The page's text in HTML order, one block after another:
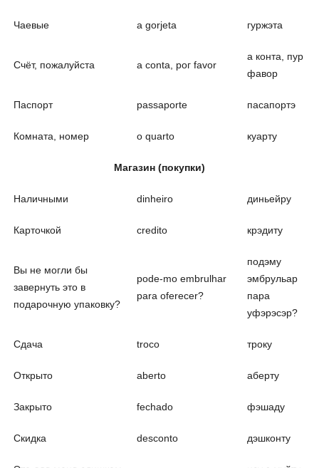
Чаевые a gorjeta гуржэта
Счёт, пожалуйста a conta, рог favor
а конта, пур
фавор
Паспорт passaporte пасапортэ
Комната, номер о quarto кyаpтy
Магазин (покупки)
Наличными dinheiro диньейру
Карточкой credito крэдиту
Вы не могли бы
завернуть это в
подарочную упаковку?
pode-mo embrulhar
para oferecer?
подэму
эмбрульаp
паpa
уфэрэсэр?
Сдача troco троку
Открыто aberto аберту
Закрыто fechado фэшаду
Скидка desconto дэшконту